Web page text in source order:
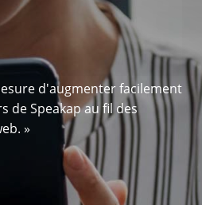
d'augmenter facilement
de Speakap au fil des
»